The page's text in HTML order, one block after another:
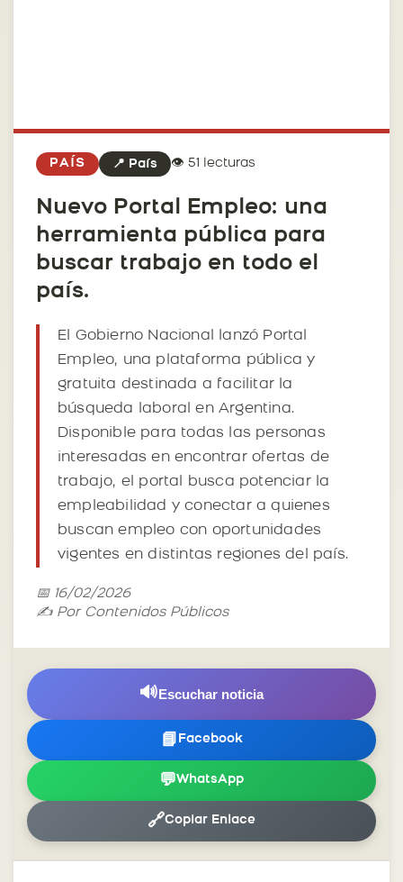
PAÍS 📍 País 👁️ 51 lecturas
Nuevo Portal Empleo: una
herramienta pública para
buscar trabajo en todo el
país.
El Gobierno Nacional lanzó Portal
Empleo, una plataforma pública y
gratuita destinada a facilitar la
búsqueda laboral en Argentina.
Disponible para todas las personas
interesadas en encontrar ofertas de
trabajo, el portal busca potenciar la
empleabilidad y conectar a quienes
buscan empleo con oportunidades
vigentes en distintas regiones del país.
📅 16/02/2026
✍️ Por Contenidos Públicos
🔊Escuchar noticia
📘 Facebook
💬WhatsApp
🔗Copiar Enlace